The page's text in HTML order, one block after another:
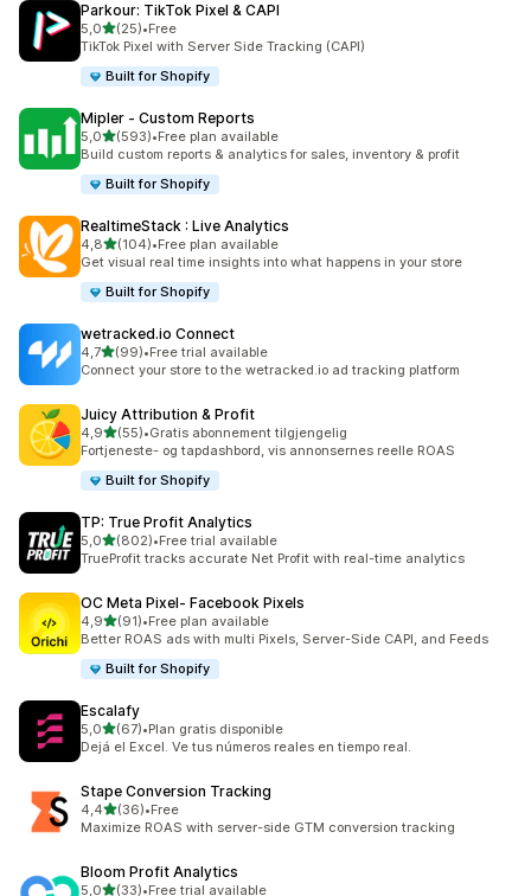
Parkour: TikTok Pixel & CAPI
5,0av 5 stjerner
(25)
Totalt 25 omtaler
•Free
TikTok Pixel with Server Side Tracking (CAPI)
Built for Shopify
Mipler ‑ Custom Reports
5,0av 5 stjerner
(593)
Totalt 593 omtaler
•Free plan available
Build custom reports & analytics for sales, inventory & profit
Built for Shopify
RealtimeStack : Live Analytics
4,8av 5 stjerner
(104)
Totalt 104 omtaler
•Free plan available
Get visual real time insights into what happens in your store
Built for Shopify
wetracked.io Connect
4,7av 5 stjerner
(99)
Totalt 99 omtaler
•Free trial available
Connect your store to the wetracked.io ad tracking platform
Juicy Attribution & Profit
4,9av 5 stjerner
(55)
Totalt 55 omtaler
•Gratis abonnement tilgjengelig
Fortjeneste- og tapdashbord, vis annonsernes reelle ROAS
Built for Shopify
TP: True Profit Analytics
5,0av 5 stjerner
(802)
Totalt 802 omtaler
•Free trial available
TrueProfit tracks accurate Net Profit with real-time analytics
OC Meta Pixel‑ Facebook Pixels
4,9av 5 stjerner
(91)
Totalt 91 omtaler
•Free plan available
Better ROAS ads with multi Pixels, Server-Side CAPI, and Feeds
Built for Shopify
Escalafy
5,0av 5 stjerner
(67)
Totalt 67 omtaler
•Plan gratis disponible
Dejá el Excel. Ve tus números reales en tiempo real.
Stape Conversion Tracking
4,4av 5 stjerner
(36)
Totalt 36 omtaler
•Free
Maximize ROAS with server-side GTM conversion tracking
Bloom Profit Analytics
5,0av 5 stjerner
(33)•Free trial available